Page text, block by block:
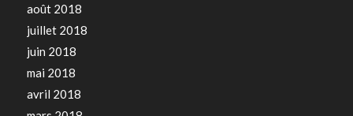
août 2018
juillet 2018
juin 2018
mai 2018
avril 2018